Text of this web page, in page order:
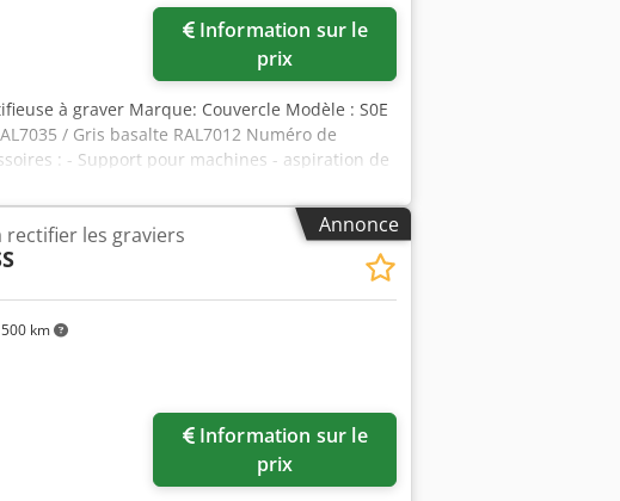
Information sur le
prix
à graver Marque: Couvercle Modèle : S0E
/ Gris basalte RAL7012 Numéro de
: - Support pour machines - aspiration de
Manuel d'utilisation Y compris l'installation
de tension pour mettre en œuvre une
de courant ou de débranchement de la prise
de montage Utilisé comme vu La
construction à ce moment-là.
Annonce
km
rectifier les graviers
Information sur le
prix